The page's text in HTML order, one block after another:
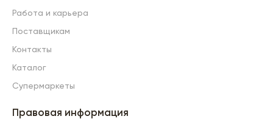
Работа и карьера
Поставщикам
Контакты
Каталог
Супермаркеты
Правовая информация